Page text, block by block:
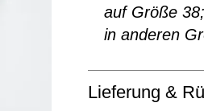
auf Größe
in anderen
Lieferung &